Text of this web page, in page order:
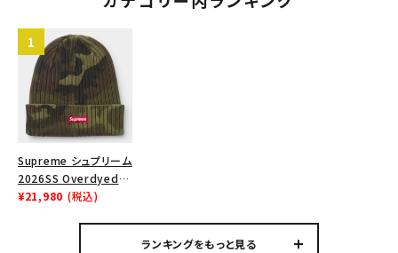
表示する商品はありません。
NEW ITEMS
CATEGORY
Tシャツ・ロングスリーブ
Supreme シュプリーム
2026SS Overdyed
Beanie オーバーダイ
¥21,980 (税込)
ランキングをもっと見る